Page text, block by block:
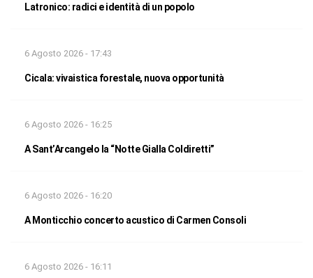
Latronico: radici e identità di un popolo
6 Agosto 2026 - 17:43
Cicala: vivaistica forestale, nuova opportunità
6 Agosto 2026 - 16:25
A Sant’Arcangelo la “Notte Gialla Coldiretti”
6 Agosto 2026 - 16:20
A Monticchio concerto acustico di Carmen Consoli
6 Agosto 2026 - 16:11